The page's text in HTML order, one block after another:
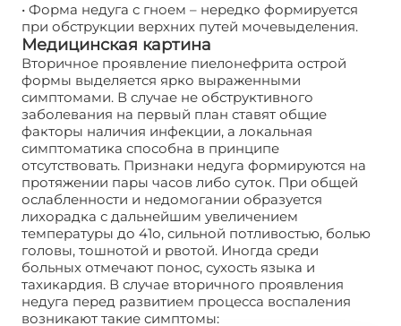
• Форма недуга с гноем – нередко формируется
при обструкции верхних путей мочевыделения.
Медицинская картина
Вторичное проявление пиелонефрита острой
формы выделяется ярко выраженными
симптомами. В случае не обструктивного
заболевания на первый план ставят общие
факторы наличия инфекции, а локальная
симптоматика способна в принципе
отсутствовать. Признаки недуга формируются на
протяжении пары часов либо суток. При общей
ослабленности и недомогании образуется
лихорадка с дальнейшим увеличением
температуры до 41о, сильной потливостью, болью
головы, тошнотой и рвотой. Иногда среди
больных отмечают понос, сухость языка и
тахикардия. В случае вторичного проявления
недуга перед развитием процесса воспаления
возникают такие симптомы: